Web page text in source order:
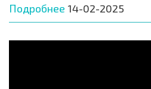
Подробнее 14-02-2025